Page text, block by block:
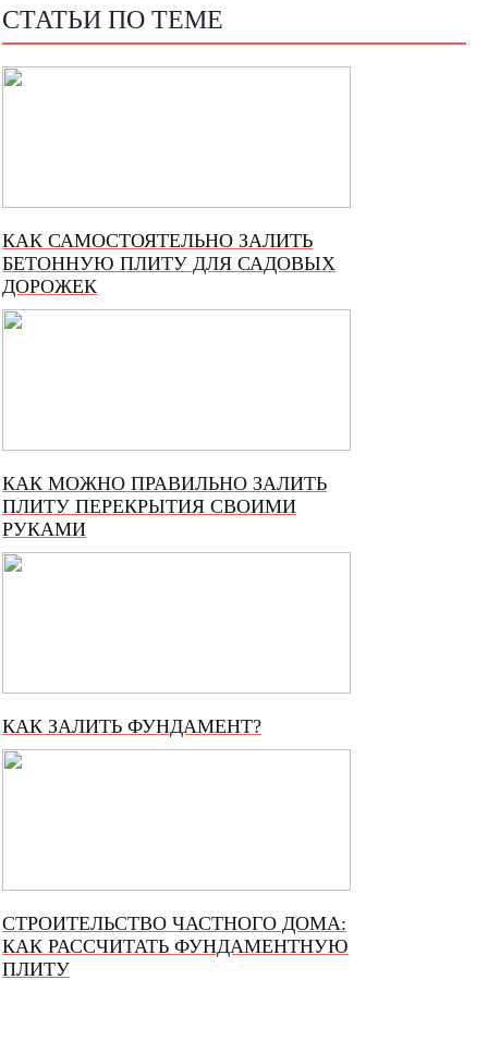
СТАТЬИ ПО ТЕМЕ
КАК САМОСТОЯТЕЛЬНО ЗАЛИТЬ
БЕТОННУЮ ПЛИТУ ДЛЯ САДОВЫХ
ДОРОЖЕК
КАК МОЖНО ПРАВИЛЬНО ЗАЛИТЬ
ПЛИТУ ПЕРЕКРЫТИЯ СВОИМИ
РУКАМИ
КАК ЗАЛИТЬ ФУНДАМЕНТ?
СТРОИТЕЛЬСТВО ЧАСТНОГО ДОМА:
КАК РАССЧИТАТЬ ФУНДАМЕНТНУЮ
ПЛИТУ